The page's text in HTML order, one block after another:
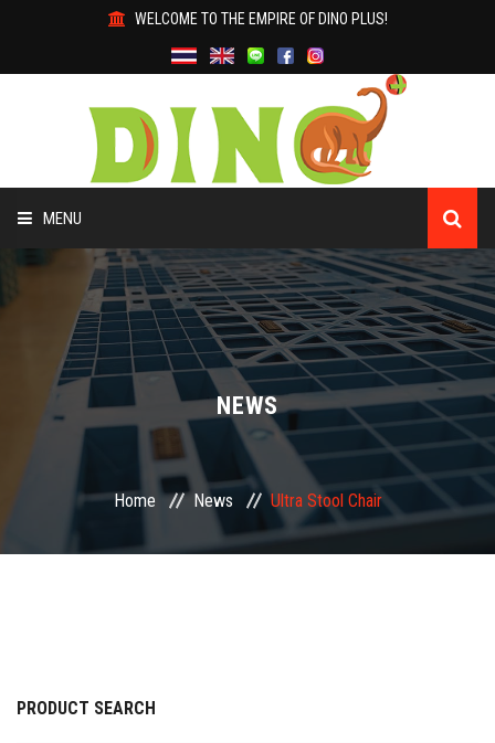
WELCOME TO THE EMPIRE OF DINO PLUS!
MENU
ABOUT US
PRODUCTS
WHY DINO?
NEWS
Home News Ultra Stool Chair
PRODUCT SEARCH